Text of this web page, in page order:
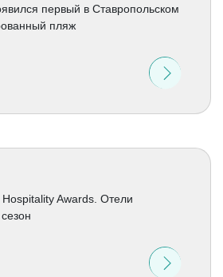
первый в Ставропольском
пляж
Awards. Отели